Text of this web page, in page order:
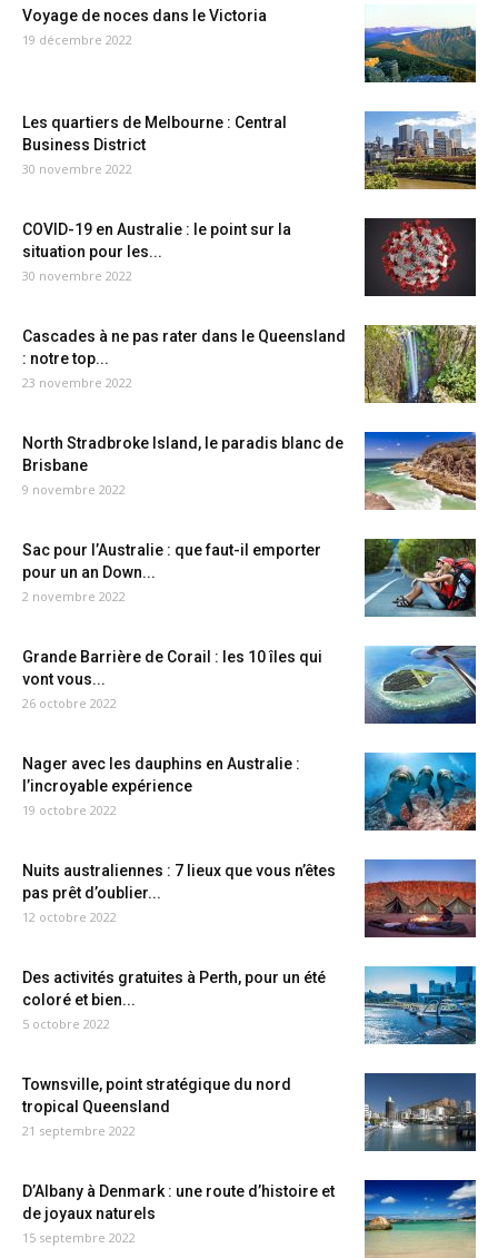
Voyage de noces dans le Victoria
19 décembre 2022
Les quartiers de Melbourne : Central
Business District
30 novembre 2022
COVID-19 en Australie : le point sur la
situation pour les...
30 novembre 2022
Cascades à ne pas rater dans le Queensland
: notre top...
23 novembre 2022
North Stradbroke Island, le paradis blanc de
Brisbane
9 novembre 2022
Sac pour l’Australie : que faut-il emporter
pour un an Down...
2 novembre 2022
Grande Barrière de Corail : les 10 îles qui
vont vous...
26 octobre 2022
Nager avec les dauphins en Australie :
l’incroyable expérience
19 octobre 2022
Nuits australiennes : 7 lieux que vous n’êtes
pas prêt d’oublier...
12 octobre 2022
Des activités gratuites à Perth, pour un été
coloré et bien...
5 octobre 2022
Townsville, point stratégique du nord
tropical Queensland
21 septembre 2022
D’Albany à Denmark : une route d’histoire et
de joyaux naturels
15 septembre 2022